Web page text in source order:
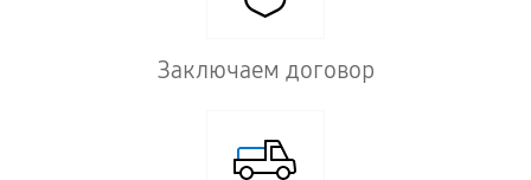
Заключаем договор